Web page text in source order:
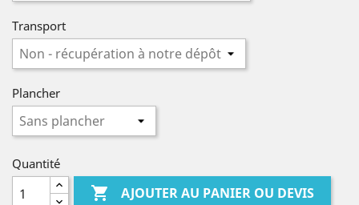
Transport
Plancher
Quantité
 AJOUTER AU PANIER OU DEVIS